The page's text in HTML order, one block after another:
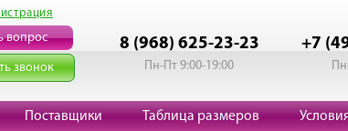
вопрос
звонок
8 (968) 625-23-23
Пн-Пт 9:00-19:00
+7
Поставщики Таблица размеров